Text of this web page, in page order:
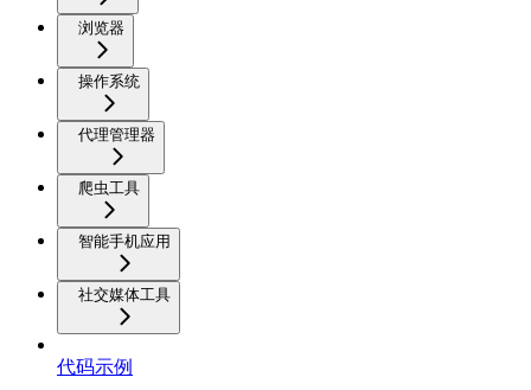
浏览器
操作系统
代理管理器
爬虫工具
智能手机应用
社交媒体工具
代码示例